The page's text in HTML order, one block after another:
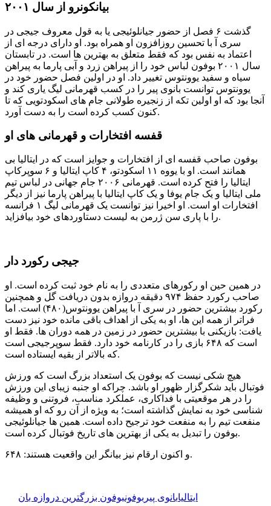
بیانکونرو از سال ۲۰۰۱
گذشت ۶ فصل از حضور جیانلوئیجی یا به قول معروف جیجی در
سری آ با تحسین روزافزون او همراه بود. او دارای درجه ای از
اعتماد به نفس بود که فقط متعلق به بهترین ها است. در تابستان
سال ۲۰۰۱ بوفون لباس خود را از پیراهن زرد و آبی پارما به پیراهن
سیاه و سفید یوونتوس تغییر داد. او در اولین فصل حضور خود در
یوونتوس توانست بانوی پیر را در کسب قهرمانی لیگ یاری کند و
آنجا بود که او اولین تکه از زنجیره طولانی جام های اسکودتویی که تا
کنون کسب کرده است را به دست آورد.
قفسه افتخارات و قهرمانی های او
بوفون صاحب قفسه ای از افتخارات و جوایز است که در ایتالیا بی
همانند است. او با یووه ۱۱ اسکودتو، ۴ کاپ ایتالیا و ۶ سوپرکاپ
ایتالیا را فتح کرده است. قهرمانی ۲۰۰۶ جام جهانی در لباس تیم
ملی ایتالیا و یک جام یوفا و یک کاپ ایتالیا با پیراهن پارما نیز از دیگر
افتخارات او است. او اخیرا نیز توانست یک قهرمانی لیگ ۱ فرانسه
را با پاری سن ژرمن به لیست دستاوردهای خود بیافزاید.
جیجی رکورد دار
در همین حین او رکورهای متعددی را به نام خود ثبت کرده است. او
صاحب رکورد حفظ ۹۷۴ دقیقه دروازه بدون دریافت گل و همچنین
رکورد بیشترین حضور در سری آ با پیراهن یوونتوس(۴۸۰) است. اما
فراتر از همه این ها، او به یکی از اهداف باقی مانده خود نیز دست
یافت: بازیکنی با بیشترین حضور در زمین در همه دوران ها. فقط او
است که ۶۴۸ بازی را در کارنامه خود دارد. فقط سوپرجیجی است
که بالاتر از بقیه ایستاده است.
هیچ شکی نیست که بوفون یک استعداد بزرگ است که ورزش
فوتبال باید شکرگزار ظهور او باشد. چراکه او جنبه زیبای این ورزش
را در هر موقعیتی با فداکاری، عملکرد مناسب، فروتنی و وظیفه
شناسی خود به نمایش گذاشته است؛ به ویژه از آن رو که او همیشه
منفعت تیم را به منفعت خود ترجیح داده است. همین ها جیانلوئیجی
بوفون را تبدیل به یکی از بهترین های تاریخ فوتبال کرده است.
و اکنون ارقام نیز بیانگر این واقعیت هستند: ۶۴۸.
ایتالیابانوی پیر بوفونبوفون بزرگترین دروازه بان